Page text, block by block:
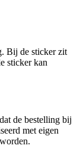
Bij de sticker zit
sticker kan
de bestelling bij
met eigen